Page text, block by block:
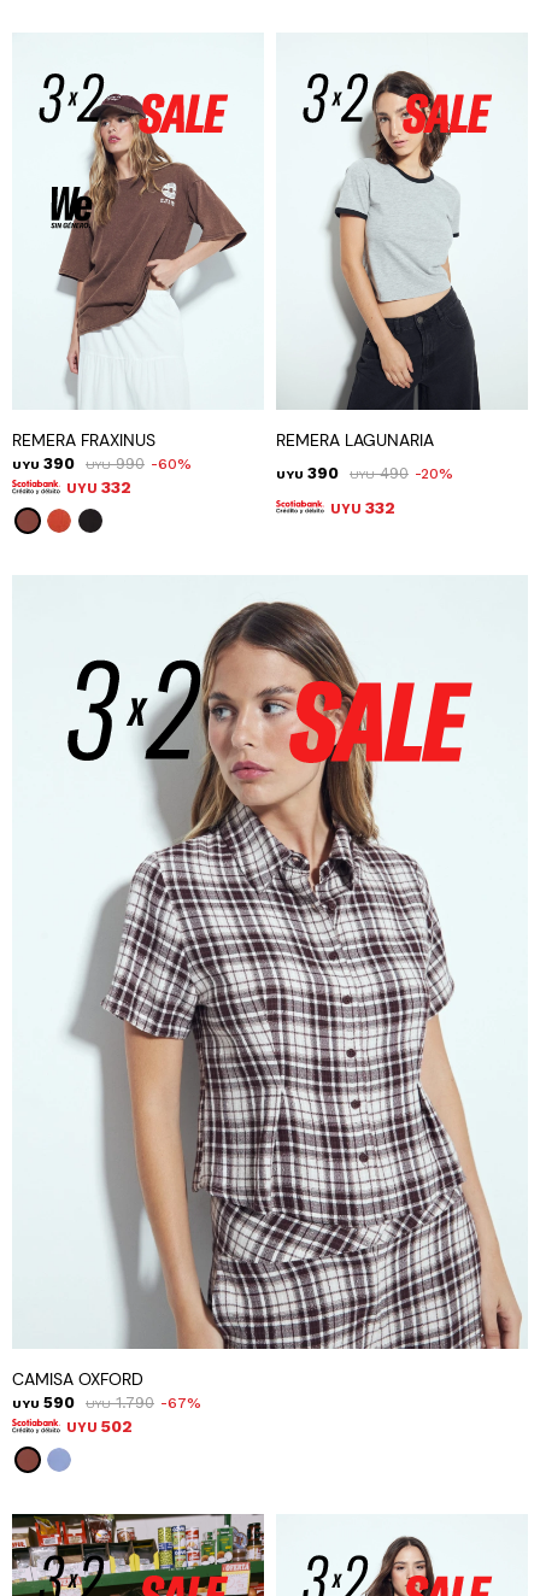
REMERA FRAXINUS
UYU 390 UYU 990 60
UYU 332
REMERA LAGUNARIA
UYU 390 UYU 490 20
UYU 332
CAMISA OXFORD
UYU 590 UYU 1.790 67
UYU 502